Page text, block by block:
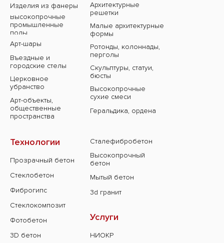
Арт-объекты,
общественные
пространства
Высокопрочные
сухие смеси
Скульптуры, статуи,
бюсты
Ротонды, колоннады,
перголы
Малые архитектурные
формы
Архитектурные
решетки
НИОКР
3d гранит
Мытый бетон
Высокопрочный
бетон
Сталефибробетон
3D бетон
Фотобетон
Стеклокомпозит
Фиброгипс
Стеклобетон
Прозрачный бетон
Геральдика, ордена
Церковное
убранство
Въездные и
городские стелы
Арт-шары
Высокопрочные
промышленные
полы
Изделия из фанеры
Услуги
Технологии